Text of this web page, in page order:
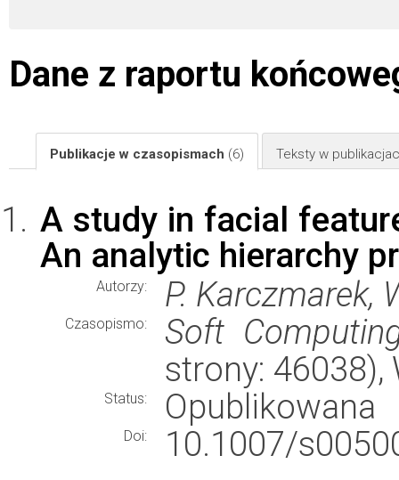
Dane z raportu
Publikacje w czasopismach (6) Teksty w
A study in facial
An analytic hierarchy
Autorzy: P. Karczmarek,
Czasopismo:
Soft
strony:
Status: Opublikowana
Doi:
10.1007/